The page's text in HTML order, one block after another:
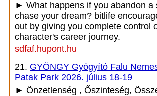
► What happens if you abandon a
chase your dream? bitlife
out by giving you complete control
character's career journey.
sdfaf.hupont.hu
21. GYÖNGY Gyógyító Falu
Patak Park 2026. július 18-19
► Önzetlenség , Őszinteség,